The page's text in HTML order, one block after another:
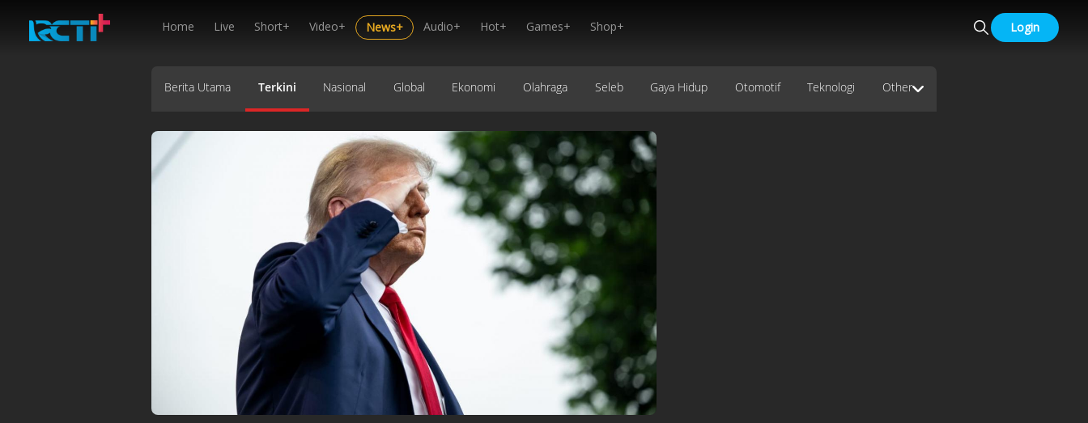
Home Live Short+ Video+ News+ Audio+ Hot+ Games+ Shop+ Login
Berita Utama Terkini Nasional Global Ekonomi Olahraga Seleb Gaya Hidup Otomotif Teknologi Other